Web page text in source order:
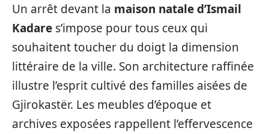
Un arrêt devant la maison natale d’Ismail
Kadare s’impose pour tous ceux qui
souhaitent toucher du doigt la dimension
littéraire de la ville. Son architecture raffinée
illustre l’esprit cultivé des familles aisées de
Gjirokastër. Les meubles d’époque et
archives exposées rappellent l’effervescence